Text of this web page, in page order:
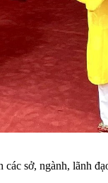
sở, ngành, lãnh